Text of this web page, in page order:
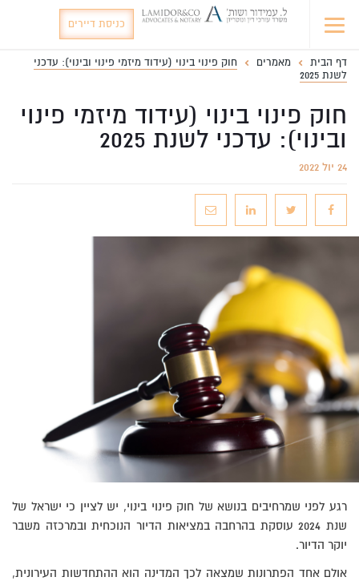
כניסת דיירים
דף הבית מאמרים
חוק פינוי בינוי (עידוד מיזמי פינוי ובינוי): עדכני
לשנת 2025
חוק פינוי בינוי (עידוד מיזמי פינוי
ובינוי): עדכני לשנת 2025
24 יול 2022
רגע לפני שמרחיבים בנושא של חוק פינוי בינוי, יש לציין כי ישראל של
שנת 2024 עוסקת בהרחבה במציאות הדיור הנוכחית ובמרכזה משבר
יוקר הדיור.
אולם אחד הפתרונות שמצאה לכך המדינה הוא ההתחדשות העירונית,